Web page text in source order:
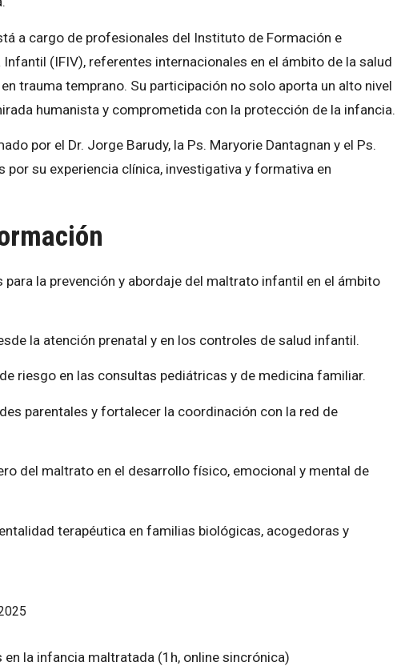
a cargo de profesionales del Instituto de Formación e
(IFIV), referentes internacionales en el ámbito de la salud
trauma temprano. Su participación no solo aporta un alto nivel
humanista y comprometida con la protección de la infancia.
por el Dr. Jorge Barudy, la Ps. Maryorie Dantagnan y el Ps.
por su experiencia clínica, investigativa y formativa en
la prevención y abordaje del maltrato infantil en el ámbito
la atención prenatal y en los controles de salud infantil.
riesgo en las consultas pediátricas y de medicina familiar.
parentales y fortalecer la coordinación con la red de
del maltrato en el desarrollo físico, emocional y mental de
terapéutica en familias biológicas, acogedoras y
la infancia maltratada (1h, online sincrónica)